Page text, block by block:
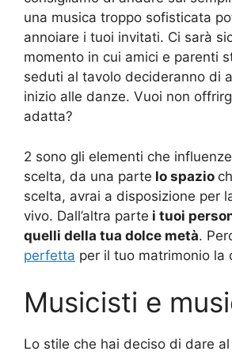
una musica troppo sofisticata
annoiare i tuoi invitati. Ci sarà
momento in cui amici e parenti
seduti al tavolo decideranno di
inizio alle danze. Vuoi non
adatta?
2 sono gli elementi che
scelta, da una parte lo spazio
scelta, avrai a disposizione per
vivo. Dall’altra parte i tuoi
quelli della tua dolce metà.
perfetta per il tuo matrimonio la
Musicisti e
Lo stile che hai deciso di dare